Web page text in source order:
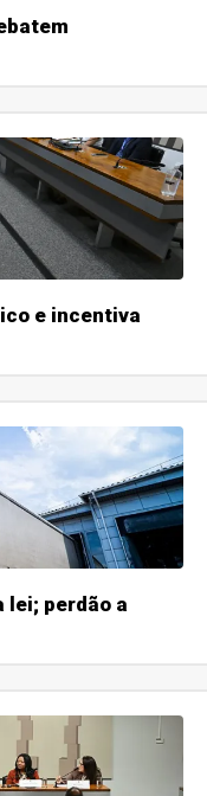
e incentiva
lei; perdão a